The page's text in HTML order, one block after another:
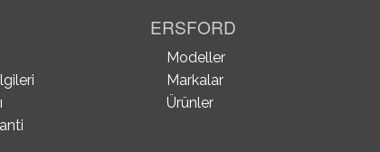
ERSFORD
Modeller
Markalar
Ürünler